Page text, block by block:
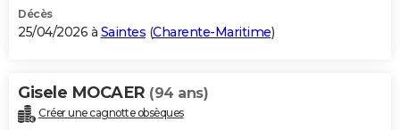
S'inscrire
Se connecter
Lycées
Collèges
Primaires
Universités
Entreprises
Service militaire
Avis de recherche
AVIS DE DÉCÈS
Bricolage
Lifestyle
Culture
Sport
Auto
Television
Voyage
Cinema
Décès
25/04/2026 à Saintes (Charente-Maritime)
Gisele MOCAER (94 ans)
Créer une cagnotte obsèques